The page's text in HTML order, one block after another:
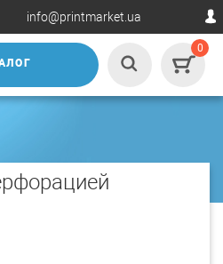
info@printmarket.ua
0